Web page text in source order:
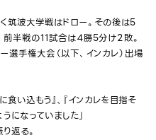
筑波大学戦はドロー。その後は5
半戦の11試合は４勝5分け２敗。
手権大会（以下、インカレ）出場
食い込もう』、『インカレを目指そ
になっていました」
返る。